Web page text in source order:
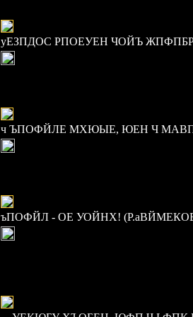
уЕЗПДОС РПОЕУЕН ЧОЙЪ
ч ЪПОФЙЛЕ МХЮЫЕ, ЮЕН Ч
ъПОФЙЛ - ОЕ УОЙНХ!